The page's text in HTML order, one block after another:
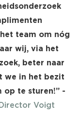
team om nóg
wij, via het
beter naar
we in het bezit
te sturen!’’ -
Voigt